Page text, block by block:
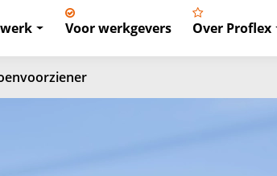
Voor werkgevers Over Proflex